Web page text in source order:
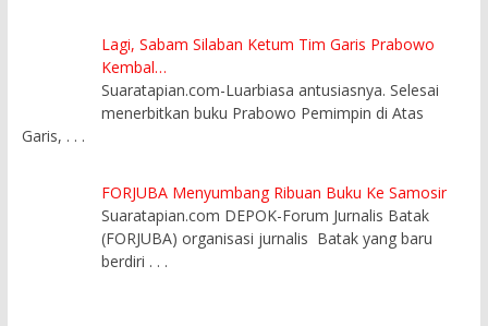
Lagi, Sabam Silaban Ketum Tim Garis Prabowo
Kembal…
Suaratapian.com-Luarbiasa antusiasnya. Selesai
menerbitkan buku Prabowo Pemimpin di Atas
Garis, . . .
FORJUBA Menyumbang Ribuan Buku Ke Samosir
Suaratapian.com DEPOK-Forum Jurnalis Batak
(FORJUBA) organisasi jurnalis Batak yang baru
berdiri . . .